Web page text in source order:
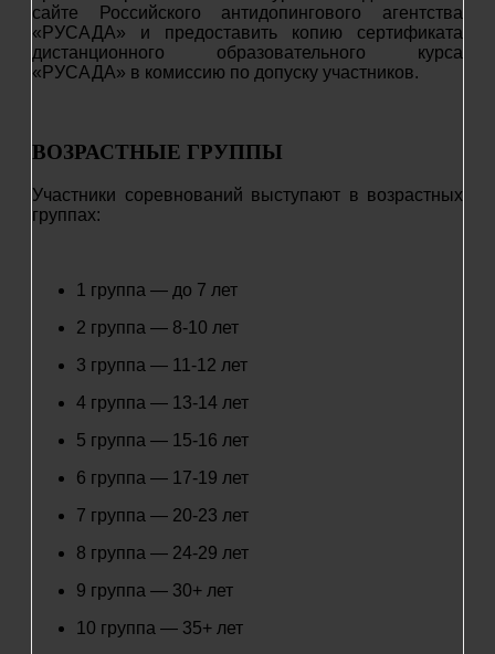
сайте Российского антидопингового агентства
«РУСАДА» и предоставить копию сертификата
дистанционного образовательного курса
«РУСАДА» в комиссию по допуску участников.
ВОЗРАСТНЫЕ ГРУППЫ
Участники соревнований выступают в возрастных
группах:
1 группа — до 7 лет
2 группа — 8-10 лет
3 группа — 11-12 лет
4 группа — 13-14 лет
5 группа — 15-16 лет
6 группа — 17-19 лет
7 группа — 20-23 лет
8 группа — 24-29 лет
9 группа — 30+ лет
10 группа — 35+ лет